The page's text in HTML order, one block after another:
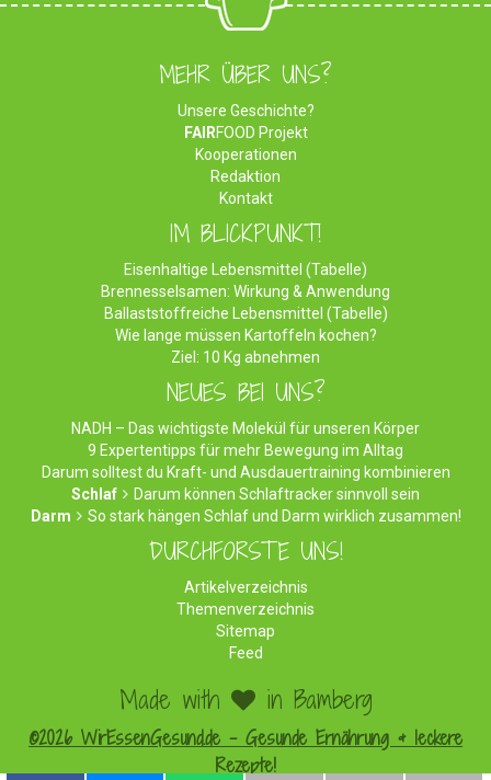
MEHR ÜBER UNS?
Unsere Geschichte?
FAIRFOOD Projekt
Kooperationen
Redaktion
Kontakt
IM BLICKPUNKT!
Eisenhaltige Lebensmittel (Tabelle)
Brennesselsamen: Wirkung & Anwendung
Ballaststoffreiche Lebensmittel (Tabelle)
Wie lange müssen Kartoffeln kochen?
Ziel: 10 Kg abnehmen
NEUES BEI UNS?
NADH – Das wichtigste Molekül für unseren Körper
9 Expertentipps für mehr Bewegung im Alltag
Darum solltest du Kraft- und Ausdauertraining kombinieren
Schlaf
Darum können Schlaftracker sinnvoll sein
Darm
So stark hängen Schlaf und Darm wirklich zusammen!
DURCHFORSTE UNS!
Artikelverzeichnis
Themenverzeichnis
Sitemap
Feed
Made with in Bamberg
©2026 WirEssenGesund.de - Gesunde Ernährung & leckere
Rezepte!